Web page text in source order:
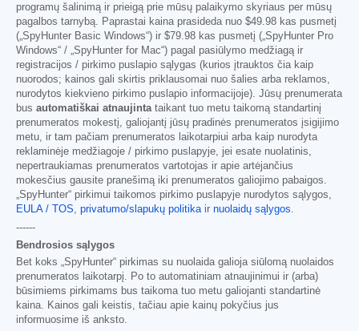
programų šalinimą ir prieigą prie mūsų palaikymo skyriaus per mūsų
pagalbos tarnybą. Paprastai kaina prasideda nuo $49.98 kas pusmetį
(„SpyHunter Basic Windows“) ir $79.98 kas pusmetį („SpyHunter Pro
Windows“ / „SpyHunter for Mac“) pagal pasiūlymo medžiagą ir
registracijos / pirkimo puslapio sąlygas (kurios įtrauktos čia kaip
nuorodos; kainos gali skirtis priklausomai nuo šalies arba reklamos,
nurodytos kiekvieno pirkimo puslapio informacijoje). Jūsų prenumerata
bus automatiškai atnaujintataikant tuo metu taikomą standartinį
prenumeratos mokestį, galiojantį jūsų pradinės prenumeratos įsigijimo
metu, ir tam pačiam prenumeratos laikotarpiui arba kaip nurodyta
reklaminėje medžiagoje / pirkimo puslapyje, jei esate nuolatinis,
nepertraukiamas prenumeratos vartotojas ir apie artėjančius
mokesčius gausite pranešimą iki prenumeratos galiojimo pabaigos.
„SpyHunter“ pirkimui taikomos pirkimo puslapyje nurodytos sąlygos,
EULA / TOS, privatumo/slapukų politikair nuolaidų sąlygos.
------
Bendrosios sąlygos
Bet koks „SpyHunter“ pirkimas su nuolaida galioja siūlomą nuolaidos
prenumeratos laikotarpį. Po to automatiniam atnaujinimui ir (arba)
būsimiems pirkimams bus taikoma tuo metu galiojanti standartinė
kaina. Kainos gali keistis, tačiau apie kainų pokyčius jus
informuosime iš anksto.